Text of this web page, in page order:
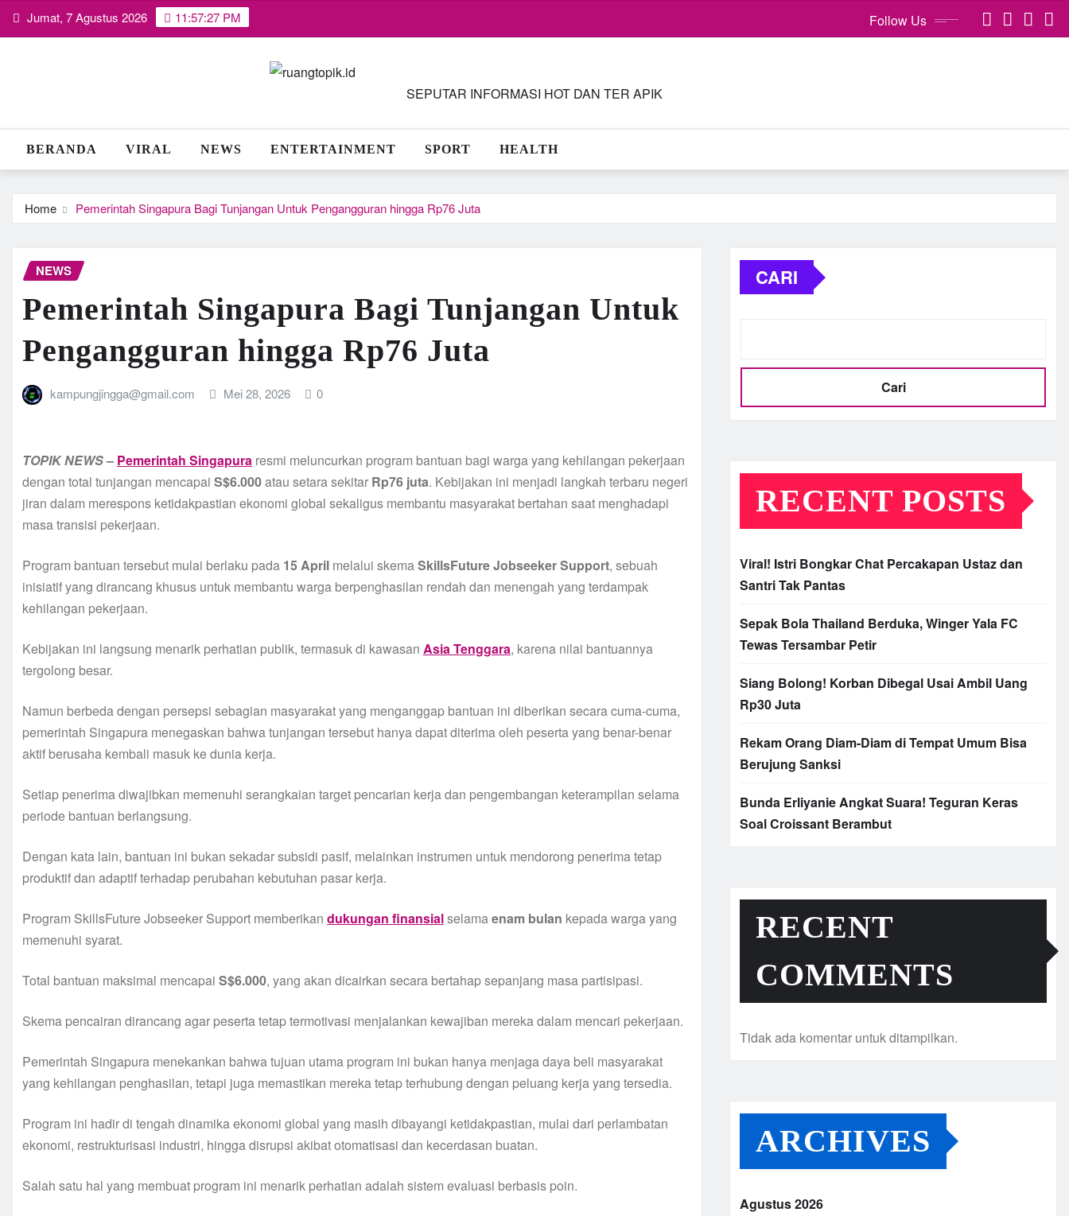
Skip Jumat, 7 Agustus 2026 11:57:27 PM Follow Us
SEPUTAR INFORMASI HOT DAN TER APIK
BERANDA VIRAL NEWS ENTERTAINMENT SPORT HEALTH
Home Pemerintah Singapura Bagi Tunjangan Untuk Pengangguran hingga Rp76 Juta
NEWS
Pemerintah Singapura Bagi Tunjangan Untuk
Pengangguran hingga Rp76 Juta
kampungjingga@gmail.com Mei 28, 2026 0
TOPIKNEWS– Pemerintah Singapura resmi meluncurkan program bantuan bagi warga yang kehilangan pekerjaan
dengan total tunjangan mencapai S$6.000atau setara sekitar Rp76 juta. Kebijakan ini menjadi langkah terbaru negeri
jiran dalam merespons ketidakpastian ekonomi global sekaligus membantu masyarakat bertahan saat menghadapi
masa transisi pekerjaan.
Program bantuan tersebut mulai berlaku pada 15 April melalui skemaSkillsFuture Jobseeker Support, sebuah
inisiatif yang dirancang khusus untuk membantu warga berpenghasilan rendah dan menengah yang terdampak
kehilangan pekerjaan.
Kebijakan ini langsung menarik perhatian publik, termasuk di kawasan Asia Tenggara, karena nilai bantuannya
tergolong besar.
Namun berbeda dengan persepsi sebagian masyarakat yang menganggap bantuan ini diberikan secara cuma-cuma,
pemerintah Singapura menegaskan bahwa tunjangan tersebut hanya dapat diterima oleh peserta yang benar-benar
aktif berusaha kembali masuk ke dunia kerja.
Setiap penerima diwajibkan memenuhi serangkaian target pencarian kerja dan pengembangan keterampilan selama
periode bantuan berlangsung.
Dengan kata lain, bantuan ini bukan sekadar subsidi pasif, melainkan instrumen untuk mendorong penerima tetap
produktif dan adaptif terhadap perubahan kebutuhan pasar kerja.
Program SkillsFuture Jobseeker Support memberikan dukungan finansialselamaenam bulan kepada warga yang
memenuhi syarat.
Total bantuan maksimal mencapai S$6.000, yang akan dicairkan secara bertahap sepanjang masa partisipasi.
Skema pencairan dirancang agar peserta tetap termotivasi menjalankan kewajiban mereka dalam mencari pekerjaan.
Pemerintah Singapura menekankan bahwa tujuan utama program ini bukan hanya menjaga daya beli masyarakat
yang kehilangan penghasilan, tetapi juga memastikan mereka tetap terhubung dengan peluang kerja yang tersedia.
Program ini hadir di tengah dinamika ekonomi global yang masih dibayangi ketidakpastian, mulai dari perlambatan
ekonomi, restrukturisasi industri, hingga disrupsi akibat otomatisasi dan kecerdasan buatan.
Salah satu hal yang membuat program ini menarik perhatian adalah sistem evaluasi berbasis poin.
CARI
Cari
RECENT POSTS
Viral! Istri Bongkar Chat Percakapan Ustaz dan
Santri Tak Pantas
Sepak Bola Thailand Berduka, Winger Yala FC
Tewas Tersambar Petir
Siang Bolong! Korban Dibegal Usai Ambil Uang
Rp30 Juta
Rekam Orang Diam-Diam di Tempat Umum Bisa
Berujung Sanksi
Bunda Erliyanie Angkat Suara! Teguran Keras
Soal Croissant Berambut
RECENT
COMMENTS
Tidak ada komentar untuk ditampilkan.
ARCHIVES
Agustus 2026